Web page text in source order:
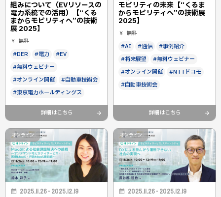
組みについて（EVリソースの
電力系統での活用）【“くる
まからモビリティへ”の技術
展 2025】
無料
#DER #電力
#EV
#無料ウェビナー
#オンライン開催
#自動車技術会
#東京電力ホールディングス
詳細はこちら
モビリティの未来【“くるま
からモビリティへ”の技術展
2025】
無料
#AI #通信
#事例紹介
#将来展望
#無料ウェビナー
#オンライン開催
#NTTドコモ
#自動車技術会
詳細はこちら
オンライン
2025.11.26 - 2025.12.19
オンライン
2025.11.26 - 2025.12.19